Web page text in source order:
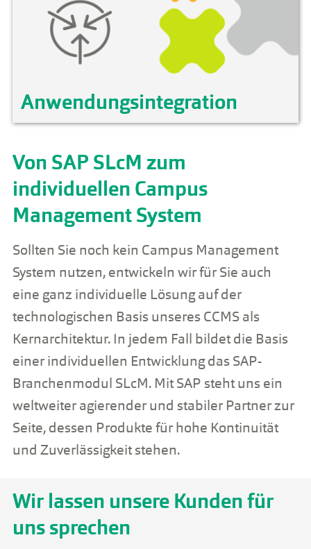
Anwendungsintegration
Von SAP SLcM zum
individuellen Campus
Management System
Sollten Sie noch kein Campus Management
System nutzen, entwickeln wir für Sie auch
eine ganz individuelle Lösung auf der
technologischen Basis unseres CCMS als
Kernarchitektur. In jedem Fall bildet die Basis
einer individuellen Entwicklung das SAP-
Branchenmodul SLcM. Mit SAP steht uns ein
weltweiter agierender und stabiler Partner zur
Seite, dessen Produkte für hohe Kontinuität
und Zuverlässigkeit stehen.
Wir lassen unsere Kunden für
uns sprechen